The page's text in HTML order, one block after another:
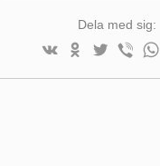
Dela med sig: